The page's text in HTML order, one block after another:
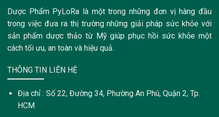
Dược Phẩm PyLoRa là một trong những đơn vị hàng đầu
trong việc đưa ra thị trường những giải pháp sức khỏe với
sản phẩm dược thảo từ Mỹ giúp phục hồi sức khỏe một
cách tối ưu, an toàn và hiệu quả.
THÔNG TIN LIÊN HỆ
Địa chỉ : Số 22, Đường 34, Phường An Phú, Quận 2, Tp.
HCM